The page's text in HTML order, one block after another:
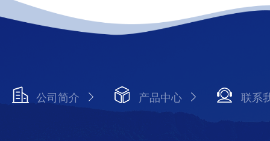
公司简介 产品中心 联系